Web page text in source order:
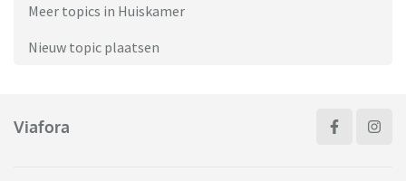
Meer topics in Huiskamer
Nieuw topic plaatsen
Viafora